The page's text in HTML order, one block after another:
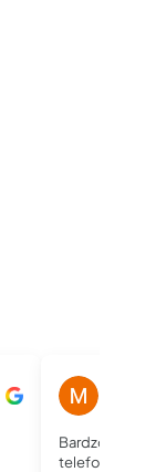
Bardzo dobry
telefoniczny,